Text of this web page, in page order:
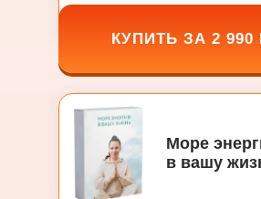
КУПИТЬ ЗА 2 990
Море
в вашу